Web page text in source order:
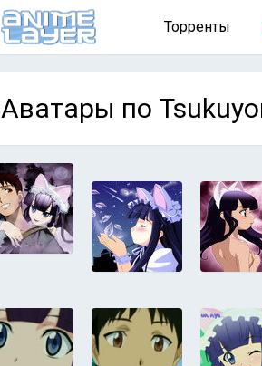
Торренты
Аватары по